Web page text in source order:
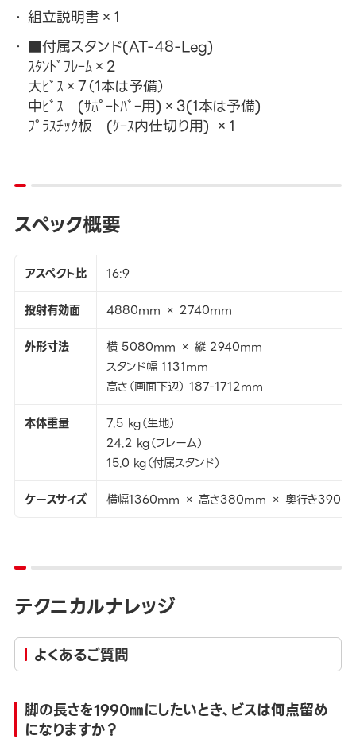
組立説明書×1
■付属スタンド(AT-48-Leg)
ｽﾀﾝﾄﾞﾌﾚｰﾑ×2
大ﾋﾞｽ×7（1本は予備）
中ﾋﾞｽ (ｻﾎﾟｰﾄﾊﾞｰ用)×3(1本は予備)
ﾌﾟﾗｽﾁｯｸ板 (ｹｰｽ内仕切り用) ×1
スペック概要
アスペクト比
16:9
投射有効面
4880mm × 2740mm
外形寸法
横 5080mm × 縦 2940mm
スタンド幅 1131mm
高さ（画面下辺） 187-1712mm
本体重量
7.5 kg（生地）
24.2 kg（フレーム）
15.0 kg（付属スタンド）
ケースサイズ
横幅1360mm × 高さ380mm × 奥行き
テクニカルナレッジ
よくあるご質問
脚の長さを1990㎜にしたいとき、ビスは何点留め
になりますか？